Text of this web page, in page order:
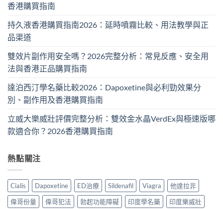
香港購買指南
持久液香港購買指南2026：延時噴霧比較、用法教學與正
品渠道
雙效片副作用安全嗎？2026完整分析：常見反應、安全用
法與香港正品購買指南
達泊西汀學名藥比較2026：Dapoxetine與必利勁效果分
別、副作用及香港購買指南
立威大樂威壯評價完整分析：雙效金水晶VerdEx與極速版哪
款適合你？2026香港購買指南
熱點關注
Cialis Dapoxetine ED治療 Sildenafil Viagra
他達拉非
偉哥份量
偉哥犯法 勃起功能障礙 印度學名藥 印度樂威壯